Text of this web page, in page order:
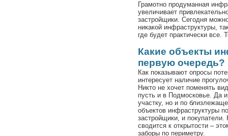
Грамотно продуманная
увеличивает
застройщики. Сегодня
никакой инфраструктуры,
где будет практически
Какие объекты
первую очередь?
Как показывают опросы
интересует наличие
Никто не хочет поменять
пусть и в Подмосковье. Да
участку, но и по
объектов инфраструктуры
застройщики, и
сводится к открытости –
заборы по периметру.